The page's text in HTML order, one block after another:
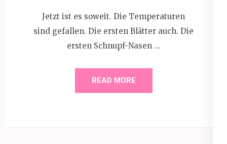
Jetzt ist es soweit. Die Temperaturen
sind gefallen. Die ersten Blätter auch. Die
ersten Schnupf-Nasen …
READ MORE